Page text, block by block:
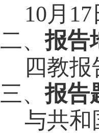
10月 17
二、报告
四教报
三、报告
与共和